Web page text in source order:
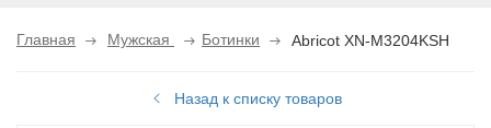
Главная Мужская Ботинки Abricot XN-M3204KSH
Назад к списку товаров